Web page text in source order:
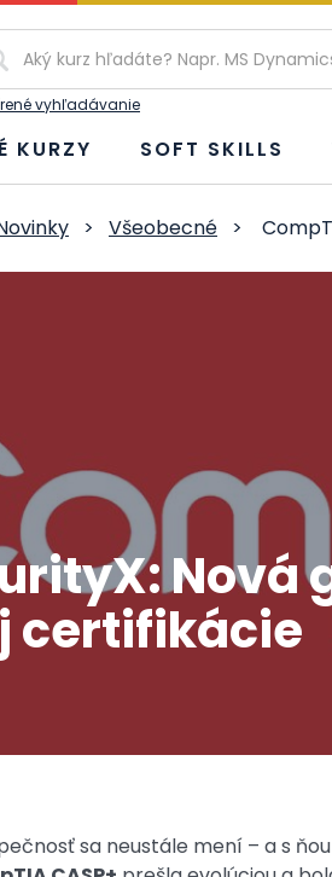
vyhľadávanie
KURZY SOFT SKILLS
> Všeobecné >
certifikácie
sa neustále mení – a s